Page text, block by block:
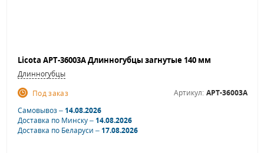
Licota APT-36003A Длинногубцы загнутые 140 мм
Длинногубцы
Под заказ
Артикул: APT-36003A
Самовывоз –14.08.2026
Доставка по Минску –14.08.2026
Доставка по Беларуси –17.08.2026